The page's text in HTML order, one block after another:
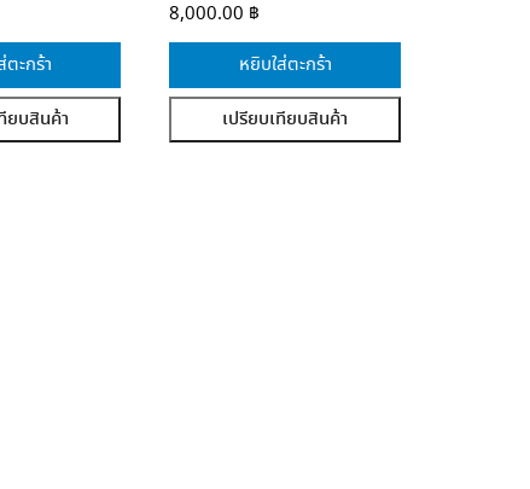
ตะกร้า
ยบสินค้า
8,000.00 ฿
หยิบใส่ตะกร้า
เปรียบเทียบสินค้า